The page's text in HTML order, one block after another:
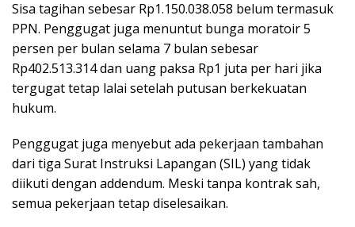
Sisa tagihan sebesar Rp1.150.038.058 belum termasuk
PPN. Penggugat juga menuntut bunga moratoir 5
persen per bulan selama 7 bulan sebesar
Rp402.513.314 dan uang paksa Rp1 juta per hari jika
tergugat tetap lalai setelah putusan berkekuatan
hukum.
Penggugat juga menyebut ada pekerjaan tambahan
dari tiga Surat Instruksi Lapangan (SIL) yang tidak
diikuti dengan addendum. Meski tanpa kontrak sah,
semua pekerjaan tetap diselesaikan.